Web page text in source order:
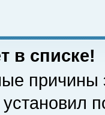
в списке!
причины